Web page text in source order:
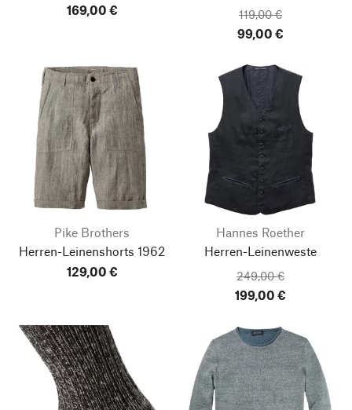
169,00 €
119,00 €
99,00 €
Pike Brothers
Herren-Leinenshorts 1962
129,00 €
Hannes Roether
Herren-Leinenweste
249,00 €
199,00 €